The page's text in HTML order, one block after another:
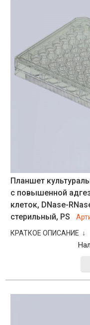
Планшет
с повышенной
клеток, DNase-
стерильный, PS
КРАТКОЕ ОПИСАНИЕ ↓